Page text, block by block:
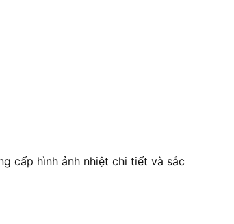
cấp hình ảnh nhiệt chi tiết và sắc